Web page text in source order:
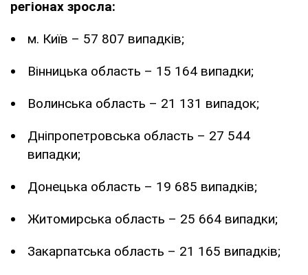
регіонах зросла:
м. Київ – 57 807 випадків;
Вінницька область – 15 164 випадки;
Волинська область – 21 131 випадок;
Дніпропетровська область – 27 544
випадки;
Донецька область – 19 685 випадків;
Житомирська область – 25 664 випадки;
Закарпатська область – 21 165 випадків;